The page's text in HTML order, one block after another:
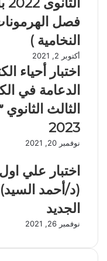
فصل
النخامية )
أكتوبر 2, 2021
اختبار أحياء
الدعامة في
2023
نوفمبر 20, 2021
(د/أحمد السيد)
الجديد
نوفمبر 26, 2021